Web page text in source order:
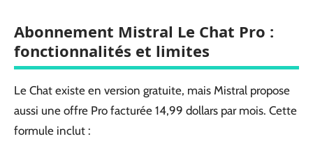
Abonnement Mistral Le Chat Pro :
fonctionnalités et limites
Le Chat existe en version gratuite, mais Mistral propose
aussi une offre Pro facturée 14,99 dollars par mois. Cette
formule inclut :